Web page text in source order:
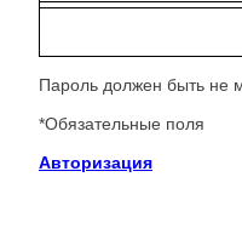
Пароль должен быть не
*Обязательные поля
Авторизация